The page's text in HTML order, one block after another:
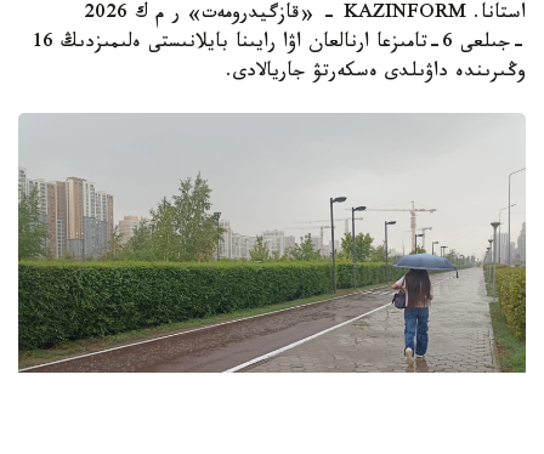
استانا. KAZINFORM - «قازگيدرومەت» ر م ك 2026
-جىلعى 6-تامىزعا ارنالعان اۋا رايىنا بايلانىستى ەلىمىزدىڭ 16
وڭىرىندە داۋىلدى ەسكەرتۋ جاريالادى.